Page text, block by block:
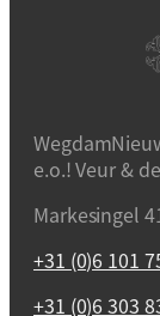
e.o.! Veur &
Markesingel
+31 (0)6 101
+31 (0)6 303